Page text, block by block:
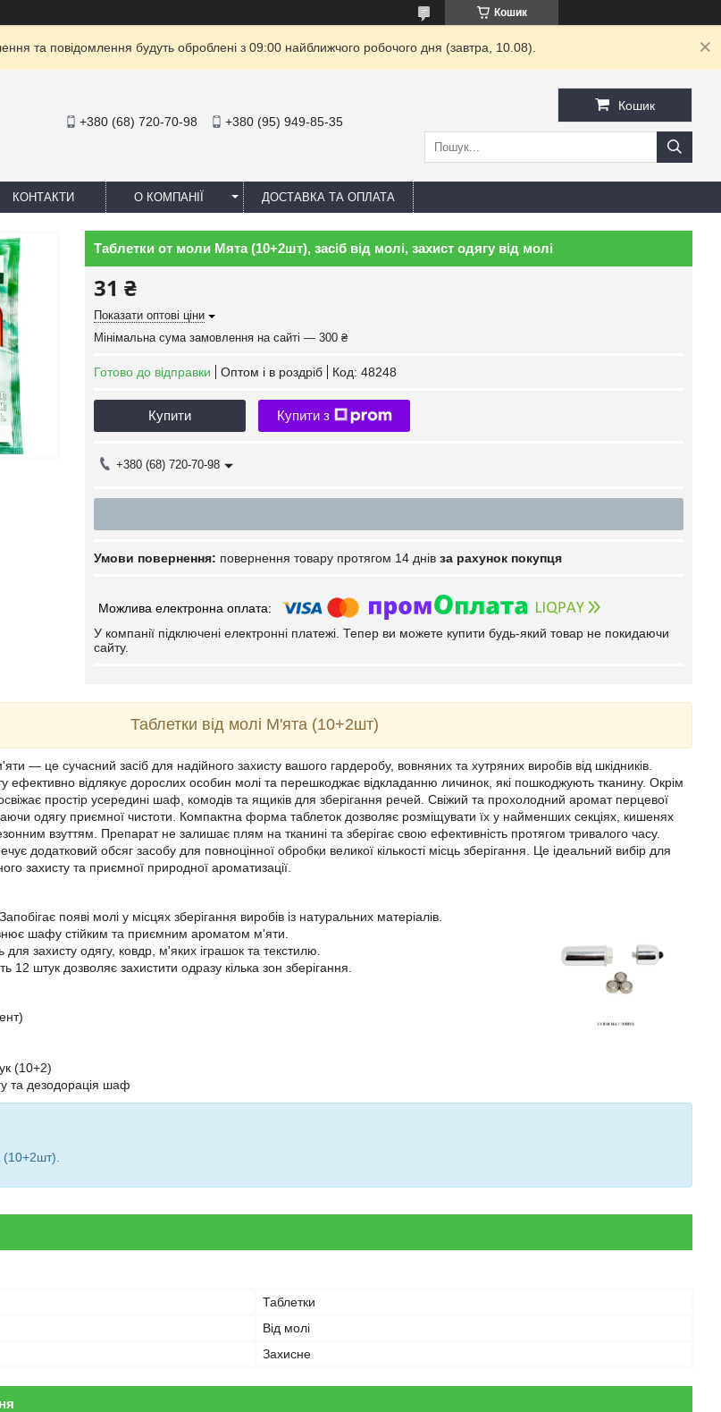
Кошик
та повідомлення будуть оброблені з 09:00 найближчого робочого дня (завтра, 10.08).
+380 (68) 720-70-98 +380 (95) 949-85-35
Кошик
КОНТАКТИ О КОМПАНІЇ ДОСТАВКА ТА ОПЛАТА
Таблетки от моли Мята (10+2шт), засіб від молі, захист одягу від молі
31 ₴
Показати оптові ціни
Мінімальна сума замовлення на сайті — 300 ₴
Готово до відправки Оптом і в роздріб Код: 48248
Купити Купити з
+380 (68) 720-70-98
повернення товару протягом 14 днів за рахунок покупця
У компанії підключені електронні платежі. Тепер ви можете купити будь-який товар не покидаючи
сайту.
Таблетки від молі М'ята (10+2шт)
— це сучасний засіб для надійного захисту вашого гардеробу, вовняних та хутряних виробів від шкідників.
відлякує дорослих особин молі та перешкоджає відкладанню личинок, які пошкоджують тканину. Окрім
освіжає простір усередині шаф, комодів та ящиків для зберігання речей. Свіжий та прохолодний аромат перцевої
одягу приємної чистоти. Компактна форма таблеток дозволяє розміщувати їх у найменших секціях, кишенях
взуттям. Препарат не залишає плям на тканині та зберігає свою ефективність протягом тривалого часу.
додатковий обсяг засобу для повноцінної обробки великої кількості місць зберігання. Це ідеальний вибір для
захисту та приємної природної ароматизації.
появі молі у місцях зберігання виробів із натуральних матеріалів.
шафу стійким та приємним ароматом м'яти.
для захисту одягу, ковдр, м'яких іграшок та текстилю.
12 штук дозволяє захистити одразу кілька зон зберігання.
(10+2)
та дезодорація шаф
(10+2шт).
Таблетки
Від молі
Захисне